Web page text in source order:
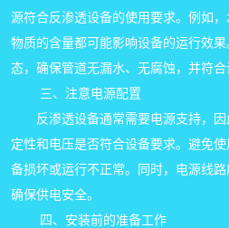
源符合反渗透设备的使用要求。例如
物质的含量都可能影响设备的运行效
态，确保管道无漏水、无腐蚀，并符合
三、注意电源配置
反渗透设备通常需要电源支持，
定性和电压是否符合设备要求。避免
备损坏或运行不正常。同时，电源线路
确保供电安全。
四、安装前的准备工作